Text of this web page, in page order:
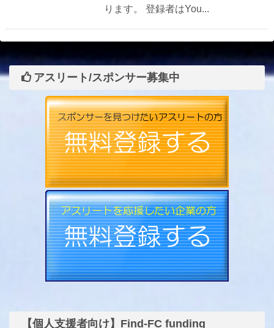
ります。 登録者はYou...
アスリート/スポンサー募集中
【個人支援者向け】Find-FC funding